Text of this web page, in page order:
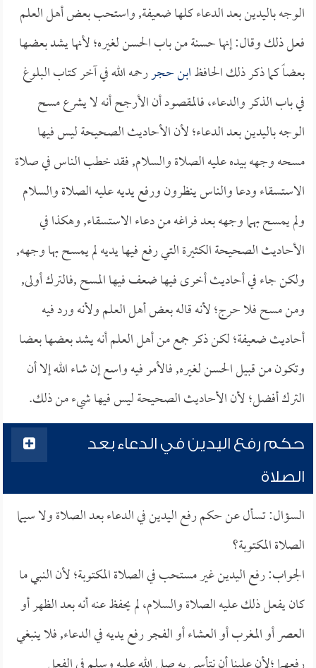
الوجه باليدين بعد الدعاء كلها ضعيفة, واستحب بعض أهل العلم
فعل ذلك وقال: إنها حسنة من باب الحسن لغيره؛ لأنها يشد بعضها
بعضاً كما ذكر ذلك الحافظابن حجررحمه الله في آخر كتاب البلوغ
في باب الذكر والدعاء، فالمقصود أن الأرجح أنه لا يشرع مسح
الوجه باليدين بعد الدعاء؛ لأن الأحاديث الصحيحة ليس فيها
مسحه وجهه بيده عليه الصلاة والسلام, فقد خطب الناس في صلاة
الاستسقاء ودعا والناس ينظرون ورفع يديه عليه الصلاة والسلام
ولم يمسح بهما وجهه بعد فراغه من دعاء الاستسقاء, وهكذا في
الأحاديث الصحيحة الكثيرة التي رفع فيها يديه لم يمسح بها وجهه,
ولكن جاء في أحاديث أخرى فيها ضعف فيها المسح ,فالترك أولى,
ومن مسح فلا حرج؛ لأنه قاله بعض أهل العلم ولأنه ورد فيه
أحاديث ضعيفة؛ لكن ذكر جمع من أهل العلم أنه يشد بعضها بعضا
وتكون من قبيل الحسن لغيره, فالأمر فيه واسع إن شاء الله إلا أن
الترك أفضل؛ لأن الأحاديث الصحيحة ليس فيها شيء من ذلك.
حكم رفع اليدين في الدعاء بعد
الصلاة
السؤال: تسأل عن حكم رفع اليدين في الدعاء بعد الصلاة ولا سيما
الصلاة المكتوبة؟
الجواب: رفع اليدين غير مستحب في الصلاة المكتوبة؛ لأن النبي ما
كان يفعل ذلك عليه الصلاة والسلام، لم يحفظ عنه أنه بعد الظهر أو
العصر أو المغرب أو العشاء أو الفجر رفع يديه في الدعاء, فلا ينبغي